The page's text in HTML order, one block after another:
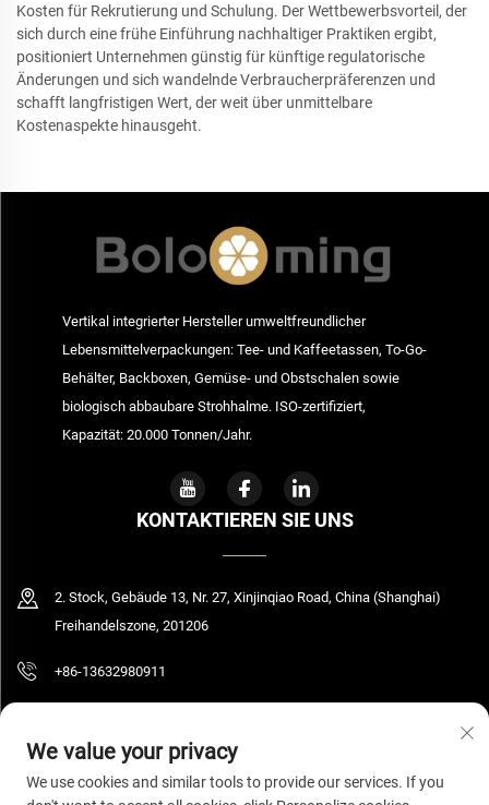
Kosten für Rekrutierung und Schulung. Der Wettbewerbsvorteil, der
sich durch eine frühe Einführung nachhaltiger Praktiken ergibt,
positioniert Unternehmen günstig für künftige regulatorische
Änderungen und sich wandelnde Verbraucherpräferenzen und
schafft langfristigen Wert, der weit über unmittelbare
Kostenaspekte hinausgeht.
Vertikal integrierter Hersteller umweltfreundlicher
Lebensmittelverpackungen: Tee- und Kaffeetassen, To-Go-
Behälter, Backboxen, Gemüse- und Obstschalen sowie
biologisch abbaubare Strohhalme. ISO-zertifiziert,
Kapazität: 20.000 Tonnen/Jahr.
KONTAKTIEREN SIE UNS
2. Stock, Gebäude 13, Nr. 27, Xinjinqiao Road, China (Shanghai)
Freihandelszone, 201206
+86-13632980911
We value your privacy
We use cookies and similar tools to provide our services. If you